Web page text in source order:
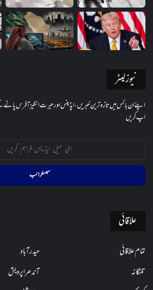
نیوز لیٹر
اپنے ان باکس میں تازہ ترین خبریں، اپڈیٹس اور حیرت انگیز آفرس پانے
اپ کریں
ایڈریس
کریں
علاقائی
تمام علاقائی
حیدرآباد
تلنگانہ
آندھراپردیش